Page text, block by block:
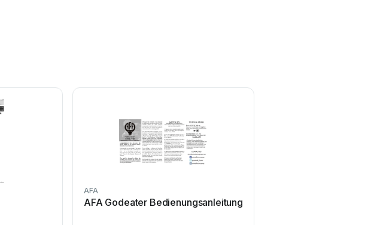
AFA
AFA Godeater Bedienungsanleitung